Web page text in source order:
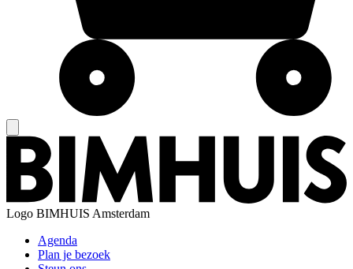
Logo BIMHUIS Amsterdam
Agenda
Plan je bezoek